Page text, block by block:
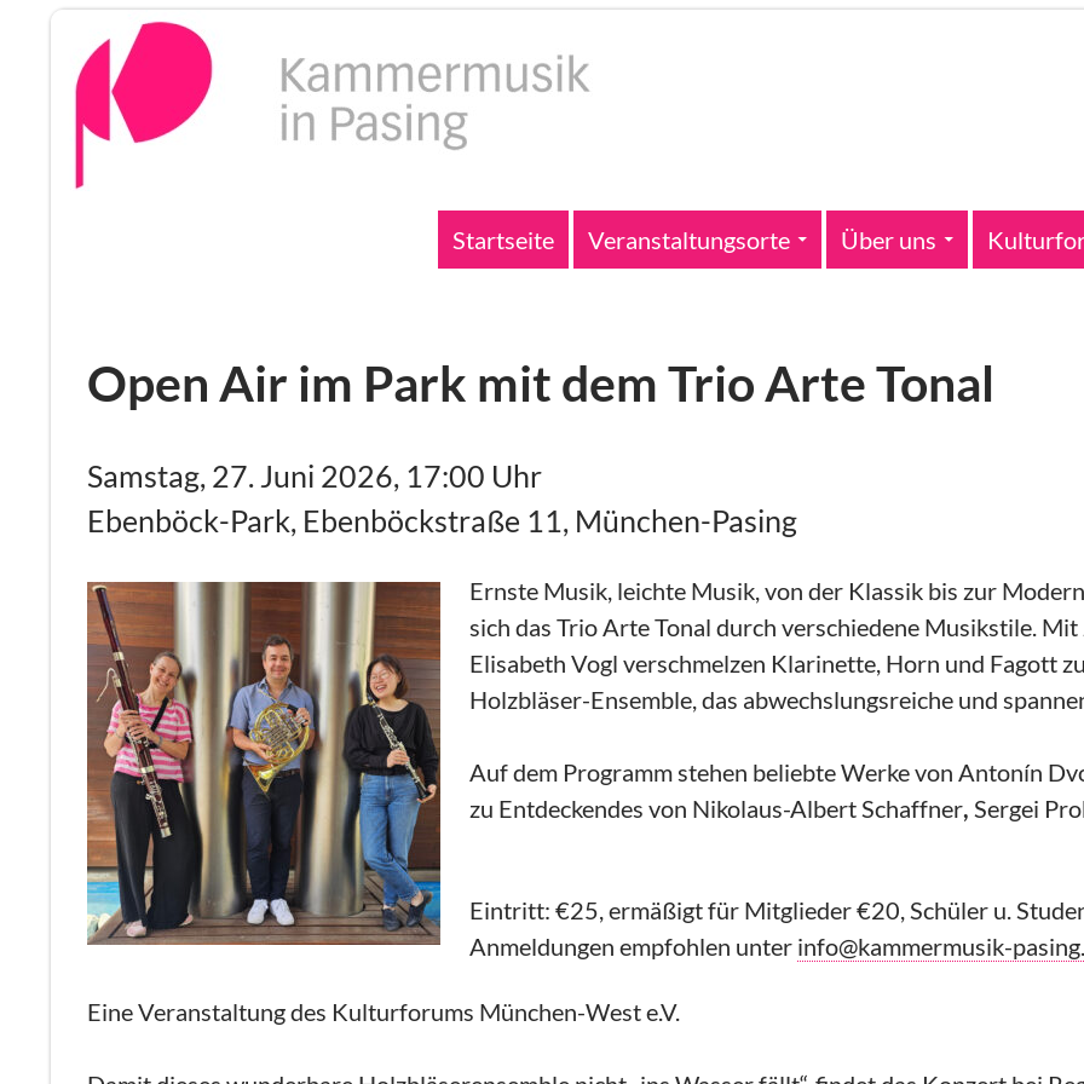
Startseite Veranstaltungsorte Über uns
Open Air im Park mit dem Trio Arte Tonal
Samstag, 27. Juni 2026, 17:00 Uhr
Ebenböck-Park, Ebenböckstraße 11, München-Pasing
Ernste Musik, leichte Musik, von der Klassik bis zur
sich das Trio Arte Tonal durch verschiedene Musikstile.
Elisabeth Vogl verschmelzen Klarinette, Horn und Fagott
Holzbläser-Ensemble, das abwechslungsreiche und
Auf dem Programm stehen beliebte Werke von Antonín
zu Entdeckendes von Nikolaus-Albert Schaffner, Sergei
Eintritt: €25, ermäßigt für Mitglieder €20, Schüler u.
Anmeldungen empfohlen unter info@kammermusik-
Eine Veranstaltung des Kulturforums München-West e.V.